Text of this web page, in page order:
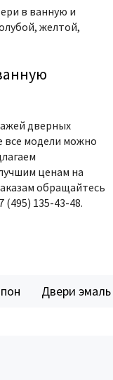
в ванную и
желтой,
дверных
все модели можно
ценам на
обращайтесь
(495) 135-43-48.
Двери эмаль